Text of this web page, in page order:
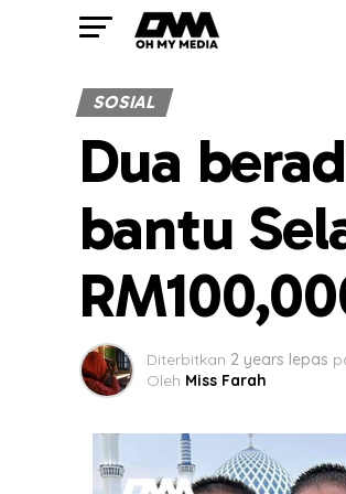
SOSIAL
Dua
bantu
Diterbitkan 2 years lepas
Oleh Miss Farah